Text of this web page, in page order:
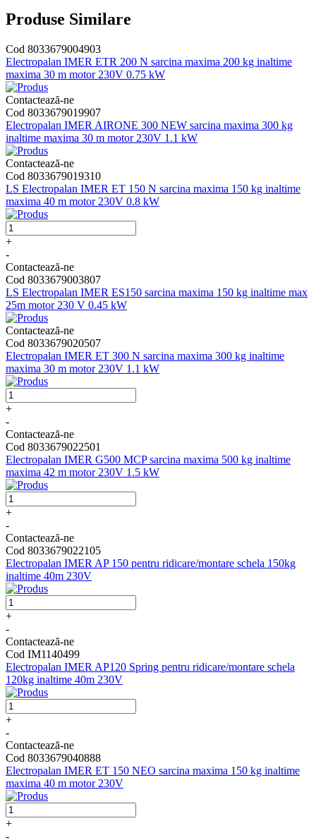
Produse Similare
Cod 8033679004903
Electropalan IMER ETR 200 N sarcina maxima 200 kg inaltime
maxima 30 m motor 230V 0.75 kW
Contactează-ne
Cod 8033679019907
Electropalan IMER AIRONE 300 NEW sarcina maxima 300 kg
inaltime maxima 30 m motor 230V 1.1 kW
Contactează-ne
Cod 8033679019310
LS Electropalan IMER ET 150 N sarcina maxima 150 kg inaltime
maxima 40 m motor 230V 0.8 kW
+
-
Contactează-ne
Cod 8033679003807
LS Electropalan IMER ES150 sarcina maxima 150 kg inaltime max
25m motor 230 V 0.45 kW
Contactează-ne
Cod 8033679020507
Electropalan IMER ET 300 N sarcina maxima 300 kg inaltime
maxima 30 m motor 230V 1.1 kW
+
-
Contactează-ne
Cod 8033679022501
Electropalan IMER G500 MCP sarcina maxima 500 kg inaltime
maxima 42 m motor 230V 1.5 kW
+
-
Contactează-ne
Cod 8033679022105
Electropalan IMER AP 150 pentru ridicare/montare schela 150kg
inaltime 40m 230V
+
-
Contactează-ne
Cod IM1140499
Electropalan IMER AP120 Spring pentru ridicare/montare schela
120kg inaltime 40m 230V
+
-
Contactează-ne
Cod 8033679040888
Electropalan IMER ET 150 NEO sarcina maxima 150 kg inaltime
maxima 40 m motor 230V
+
-